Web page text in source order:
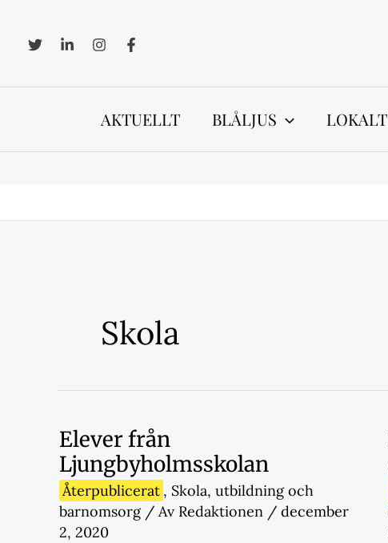
innehåll
AKTUELLT BLÅLJUS LOKALT
Skola
Elever från
Ljungbyholmsskolan
Återpublicerat , Skola, utbildning och
barnomsorg/ Av Redaktionen / december
2, 2020